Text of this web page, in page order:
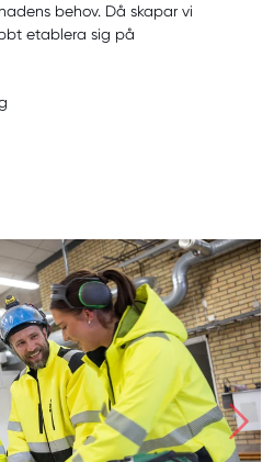
behov. Då skapar vi
etablera sig på